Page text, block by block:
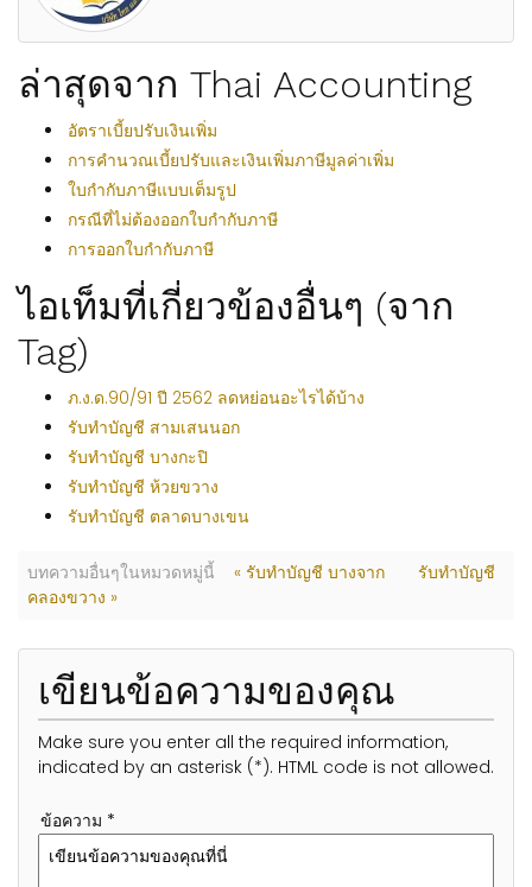
ล่าสุดจาก Thai Accounting
อัตราเบี้ยปรับเงินเพิ่ม
การคำนวณเบี้ยปรับและเงินเพิ่มภาษีมูลค่าเพิ่ม
ใบกำกับภาษีแบบเต็มรูป
กรณีที่ไม่ต้องออกใบกำกับภาษี
การออกใบกำกับภาษี
ไอเท็มที่เกี่ยวข้องอื่นๆ (จาก
Tag)
ภ.ง.ด.90/91 ปี 2562 ลดหย่อนอะไรได้บ้าง
รับทำบัญชี สามเสนนอก
รับทำบัญชี บางกะปิ
รับทำบัญชี ห้วยขวาง
รับทำบัญชี ตลาดบางเขน
บทความอื่นๆในหมวดหมู่นี้ « รับทำบัญชี บางจาก
รับทำบัญชี
คลองขวาง »
เขียนข้อความของคุณ
Make sure you enter all the required information,
indicated by an asterisk (*). HTML code is not allowed.
ข้อความ *